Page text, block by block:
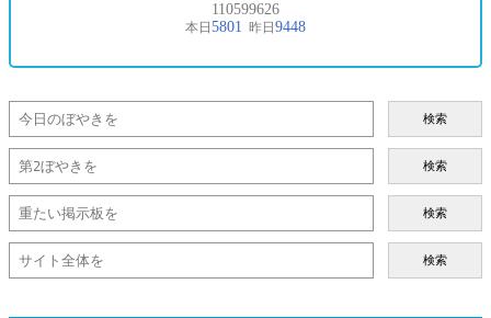
検索
検索
検索
検索